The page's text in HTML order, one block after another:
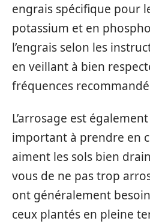
engrais spécifique pour
potassium et en
l’engrais selon les
en veillant à bien
fréquences
L’arrosage est
important à prendre en
aiment les sols bien
vous de ne pas trop
ont généralement
ceux plantés en pleine